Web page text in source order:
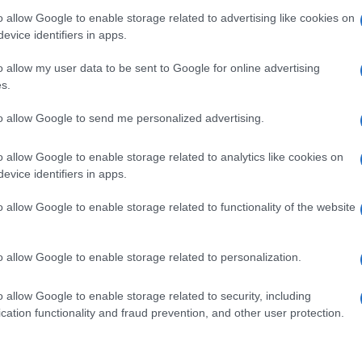
allow Google to enable storage related to advertising like cookies on
identifiers in apps.
allow my user data to be sent to Google for online advertising
allow Google to send me personalized advertising.
allow Google to enable storage related to analytics like cookies on
identifiers in apps.
allow Google to enable storage related to functionality of the website
allow Google to enable storage related to personalization.
allow Google to enable storage related to security, including
functionality and fraud prevention, and other user protection.
Jure, ki mu je s3. mestom
koncu malce popustil a vseeno dosegel solidno 7. mesto
regijskih prvakov.